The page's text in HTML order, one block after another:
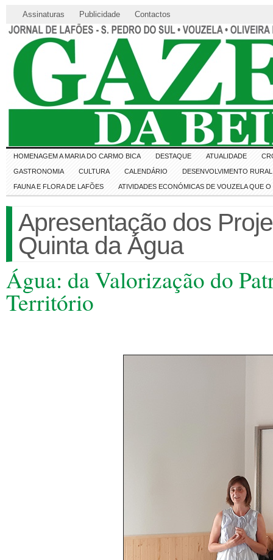
Assinaturas Publicidade Contactos
HOMENAGEM A MARIA DO CARMO BICA DESTAQUE ATUALIDADE
GASTRONOMIA CULTURA CALENDÁRIO DESENVOLVIMENTO RURAL
FAUNA E FLORA DE LAFÕES ATIVIDADES ECONÓMICAS DE VOUZELA QUE
Apresentação dos
Quinta da Água
Água: da Valorização do
Território